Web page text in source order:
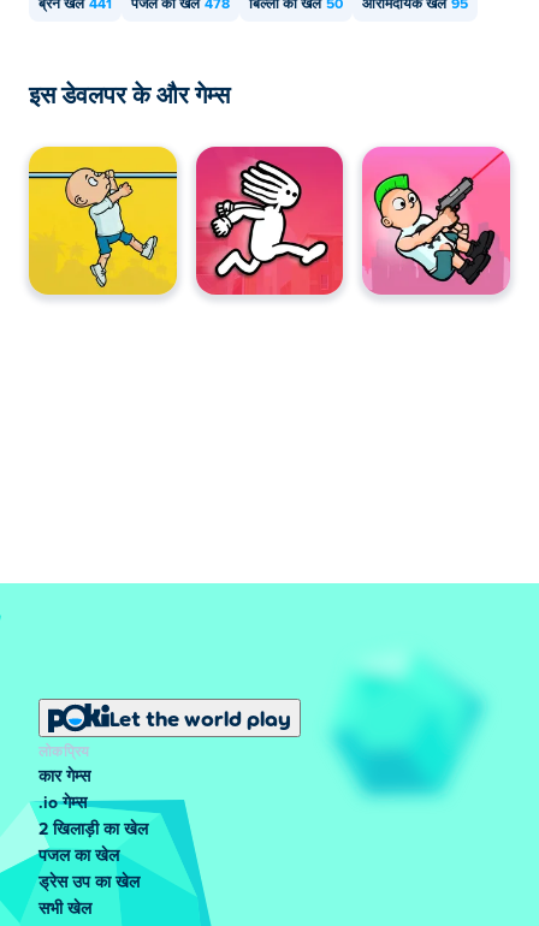
ब्रेन खेल 441 पजल का खेल 478 बिल्ली का खेल 50 आरामदायक खेल 95
इस डेवलपर के और गेम्स
Let the world play
लोकप्रिय
कार गेम्स
.io गेम्स
2 खिलाड़ी का खेल
पजल का खेल
ड्रेस उप का खेल
सभी खेल